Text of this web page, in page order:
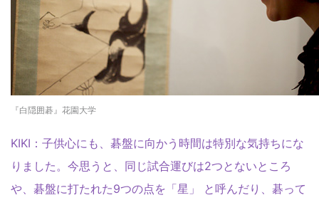
『白隠囲碁』花園大学
KIKI：子供心にも、碁盤に向かう時間は特別な気持ちにな
りました。今思うと、同じ試合運びは2つとないところ
や、碁盤に打たれた9つの点を「星」 と呼んだり、碁って